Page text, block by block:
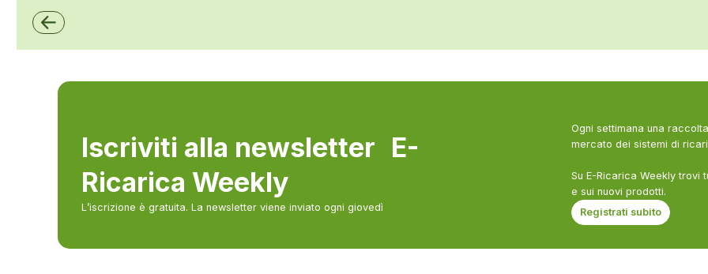
Iscriviti alla newsletter E-
Ricarica Weekly
L’iscrizione è gratuita. La newsletter viene inviato ogni giovedì
Ogni settimana una
mercato dei sistemi di
Su E-Ricarica Weekly trovi
e sui nuovi prodotti.
Registrati subito